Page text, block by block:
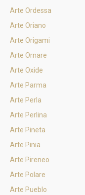
Arte Ordessa
Arte Oriano
Arte Origami
Arte Ornare
Arte Oxide
Arte Parma
Arte Perla
Arte Perlina
Arte Pineta
Arte Pinia
Arte Pireneo
Arte Polare
Arte Pueblo